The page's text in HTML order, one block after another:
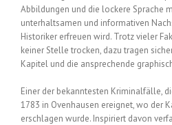
Abbildungen und die lockere Sprache
unterhaltsamen und informativen
Historiker erfreuen wird. Trotz vieler
keiner Stelle trocken, dazu tragen
Kapitel und die ansprechende
Einer der bekanntesten Kriminalfälle,
1783 in Ovenhausen ereignet, wo der
erschlagen wurde. Inspiriert davon